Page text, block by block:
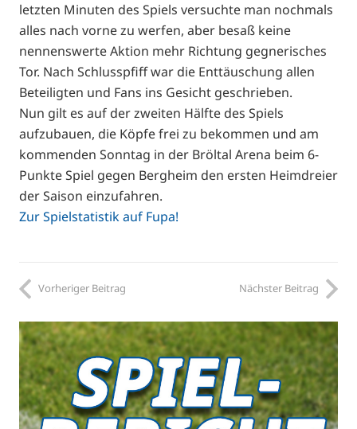
letzten Minuten des Spiels versuchte man nochmals
alles nach vorne zu werfen, aber besaß keine
nennenswerte Aktion mehr Richtung gegnerisches
Tor. Nach Schlusspfiff war die Enttäuschung allen
Beteiligten und Fans ins Gesicht geschrieben.
Nun gilt es auf der zweiten Hälfte des Spiels
aufzubauen, die Köpfe frei zu bekommen und am
kommenden Sonntag in der Bröltal Arena beim 6-
Punkte Spiel gegen Bergheim den ersten Heimdreier
der Saison einzufahren.
Zur Spielstatistik auf Fupa!
Vorheriger Beitrag Nächster Beitrag